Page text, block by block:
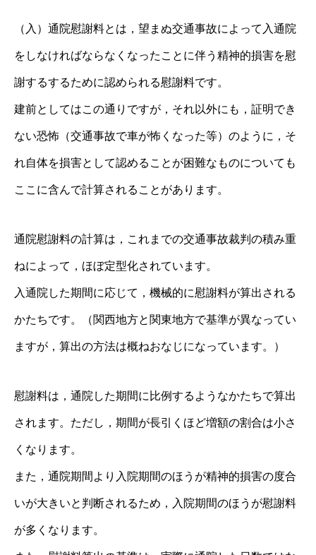
（入）通院慰謝料とは，望まぬ交通事故によって入通院
をしなければならなくなったことに伴う精神的損害を慰
謝するするために認められる慰謝料です。
建前としてはこの通りですが，それ以外にも，証明でき
ない恐怖（交通事故で車が怖くなった等）のように，そ
れ自体を損害として認めることが困難なものについても
ここに含んで計算されることがあります。
通院慰謝料の計算は，これまでの交通事故裁判の積み重
ねによって，ほぼ定型化されています。
入通院した期間に応じて，機械的に慰謝料が算出される
かたちです。（関西地方と関東地方で基準が異なってい
ますが，算出の方法は概ねおなじになっています。）
慰謝料は，通院した期間に比例するようなかたちで算出
されます。ただし，期間が長引くほど増額の割合は小さ
くなります。
また，通院期間より入院期間のほうが精神的損害の度合
いが大きいと判断されるため，入院期間のほうが慰謝料
が多くなります。